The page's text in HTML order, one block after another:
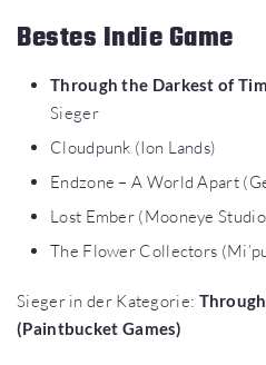
Bestes Indie Game
Through the Darkest of
Sieger
Cloudpunk (Ion Lands)
Endzone – A World Apart
Lost Ember (Mooneye
The Flower Collectors
Sieger in der Kategorie:
(Paintbucket Games)